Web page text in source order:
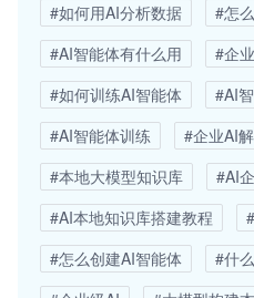
#如何用AI分析数据
#怎
#AI智能体有什么用
#企
#如何训练AI智能体
#AI
#AI智能体训练
#企业AI
#本地大模型知识库
#AI
#AI本地知识库搭建教程
#怎么创建AI智能体
#什